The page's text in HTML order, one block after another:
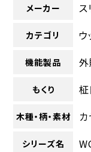
メーカー
カテゴリ ウ
機能製品
もくり 柾
木種・柄・素材
シリーズ名